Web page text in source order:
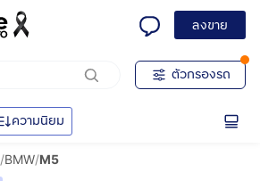
ลงขาย
ตัวกรองรถ
ความนิยม
/BMW/M5